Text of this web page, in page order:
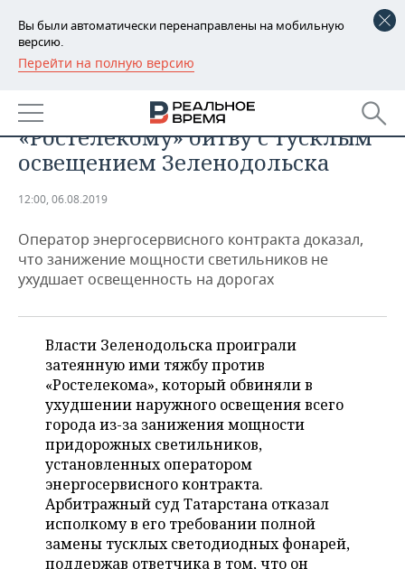
Вы были автоматически перенаправлены на мобильную
версию.
Перейти на полную версию
РЕГИОНЫ
БАШКОРТОСТАН
ТАТАРСТАН
НОВОСТИ
АНАЛИТИКА
ДЕКЛАРАЦИИ О ДОХОДАХ
КОРОЛИ ГОСЗАКАЗА ПФО
ВУЗЫ ТАТАРСТАНА
КОМУ ПРИНАДЛЕЖАТ
ТОРГОВЫЕ ЦЕНТРЫ
ТАТАРСТАНА
НОВОСТИ ЭКОНОМИКИ
ФИНАНСЫ
БАНКИ
БЮДЖЕТ
ПРОМЫШЛЕННОСТЬ
НОВОСТИ
ПРОМЫШЛЕННОСТИ
МАШИНОСТРОЕНИЕ
НЕФТЕХИМИЯ
НЕФТЬ
ОПК
ЭНЕРГЕТИКА
НЕДВИЖИМОСТЬ
НОВОСТИ НЕДВИЖИМОСТИ
АВТО
НОВОСТИ АВТО
БИЗНЕС
НОВОСТИ БИЗНЕСА
РОЗНИЧНАЯ ТОРГОВЛЯ
ТРАНСПОРТ
УСЛУГИ
ТЕХНОЛОГИИ
НОВОСТИ ТЕХНОЛОГИЙ
МЕДИА
ТЕЛЕКОММУНИКАЦИИ
МЕРОПРИЯТИЯ
НОВОСТИ МЕРОПРИЯТИЙ
ВЫЕЗДНАЯ РЕДАКЦИЯ
БИЗНЕС-БРАНЧИ
СПОРТ
НОВОСТИ СПОРТА
ФУТБОЛ
ОБЩЕСТВО
НОВОСТИ ОБЩЕСТВА
ФОТОГАЛЕРЕЯ
Как Тыгин проиграл
«Ростелекому» битву с тусклым
освещением Зеленодольска
12:00, 06.08.2019
Оператор энергосервисного контракта доказал,
что занижение мощности светильников не
ухудшает освещенность на дорогах
Власти Зеленодольска проиграли
затеянную ими тяжбу против
«Ростелекома», который обвиняли в
ухудшении наружного освещения всего
города из-за занижения мощности
придорожных светильников,
установленных оператором
энергосервисного контракта.
Арбитражный суд Татарстана отказал
исполкому в его требовании полной
замены тусклых светодиодных фонарей,
поддержав ответчика в том, что он